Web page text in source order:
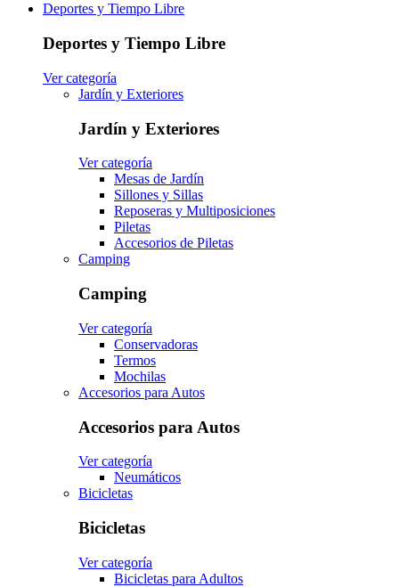
Deportes y Tiempo Libre
Deportes y Tiempo Libre
Ver categoría
Jardín y Exteriores
Jardín y Exteriores
Ver categoría
Mesas de Jardín
Sillones y Sillas
Reposeras y Multiposiciones
Piletas
Accesorios de Piletas
Camping
Camping
Ver categoría
Conservadoras
Termos
Mochilas
Accesorios para Autos
Accesorios para Autos
Ver categoría
Neumáticos
Bicicletas
Bicicletas
Ver categoría
Bicicletas para Adultos